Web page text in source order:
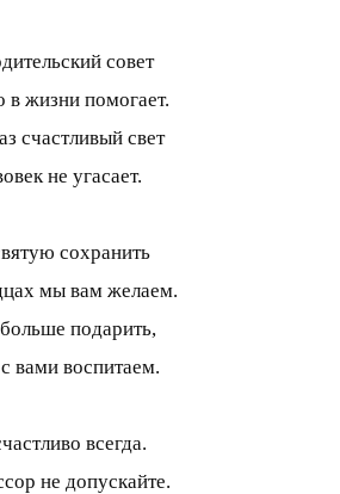
совет
в жизни помогает.
счастливый свет
не угасает.
сохранить
мы вам желаем.
подарить,
вами воспитаем.
всегда.
не допускайте.